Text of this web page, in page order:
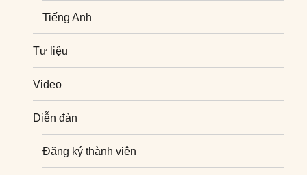
Tiếng Anh
Tư liệu
Video
Diễn đàn
Đăng ký thành viên